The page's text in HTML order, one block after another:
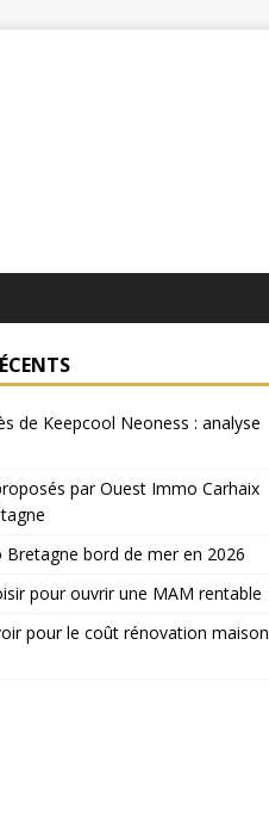
de Keepcool Neoness : analyse
par Ouest Immo Carhaix
Bretagne bord de mer en 2026
pour ouvrir une MAM rentable
pour le coût rénovation maison